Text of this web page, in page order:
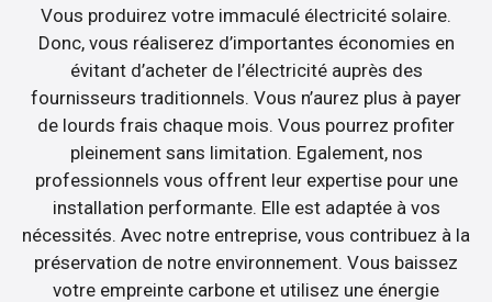
Vous produirez votre immaculé électricité solaire.
Donc, vous réaliserez d’importantes économies en
évitant d’acheter de l’électricité auprès des
fournisseurs traditionnels. Vous n’aurez plus à payer
de lourds frais chaque mois. Vous pourrez profiter
pleinement sans limitation. Egalement, nos
professionnels vous offrent leur expertise pour une
installation performante. Elle est adaptée à vos
nécessités. Avec notre entreprise, vous contribuez à la
préservation de notre environnement. Vous baissez
votre empreinte carbone et utilisez une énergie